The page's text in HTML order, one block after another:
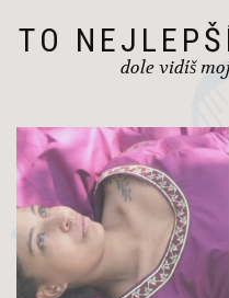
TO
dole vidíš